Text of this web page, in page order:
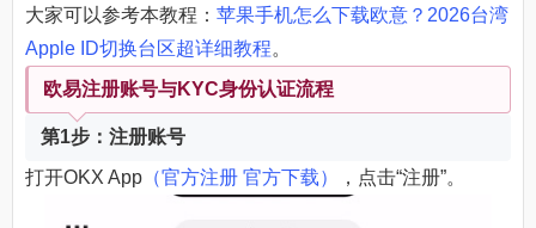
大家可以参考本教程： 苹果手机怎么下载欧意？2026台湾
Apple ID切换台区超详细教程。
欧易注册账号与KYC身份认证流程
第1步：注册账号
打开OKX App （官方注册 官方下载） ，点击“注册”。